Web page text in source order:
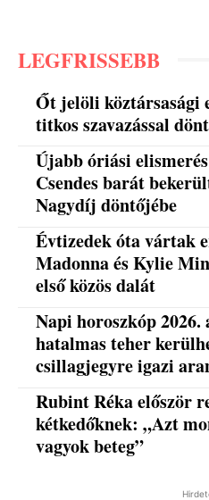
LEGFRISSEBB
Őt jelöli köztársasági
titkos szavazással
Újabb óriási
Csendes barát
Nagydíj döntőjébe
Évtizedek óta vártak
Madonna és Kylie
első közös dalát
Napi horoszkóp 2026.
hatalmas teher
csillagjegyre igazi
Rubint Réka először
kétkedőknek: „Azt
vagyok beteg”